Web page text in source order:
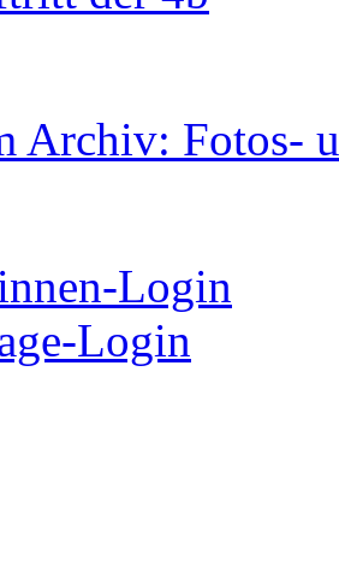
Archiv: Fotos-
Login
Login